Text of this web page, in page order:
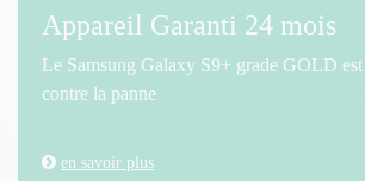
Appareil Garanti 24 mois
Le Samsung Galaxy S9+ grade GOLD
contre la panne
en savoir plus